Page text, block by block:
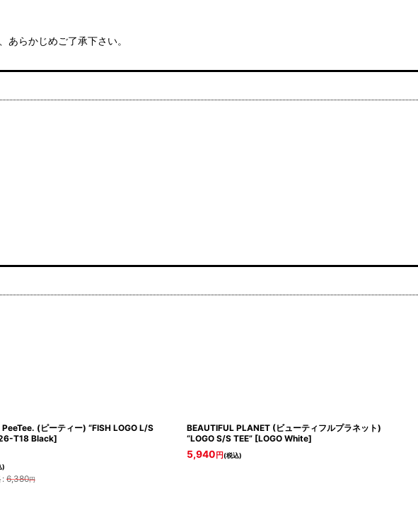
らかじめご了承下さい。
PeeTee. (ピーティー) “FISH LOGO L/S
T18 Black]
)
: 6,380円
BEAUTIFUL PLANET (ビューティフルプラネット)
“LOGO S/S TEE” [LOGO White]
5,940 円(税込)